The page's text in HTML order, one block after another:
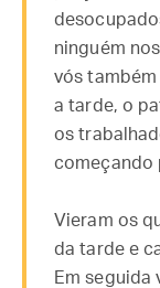
ninguém
vós também
a tarde, o
os
começando
Vieram os
da tarde e
Em seguida